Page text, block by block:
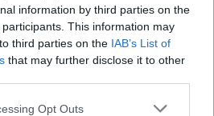
information by third parties on the
participants. This information may
third parties on the IAB’s List of
that may further disclose it to other
app uses one or more Google
Opt Outs